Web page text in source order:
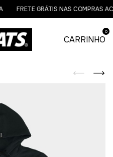
FRETE GRÁTIS NAS COMPRAS
CARRINHO
0